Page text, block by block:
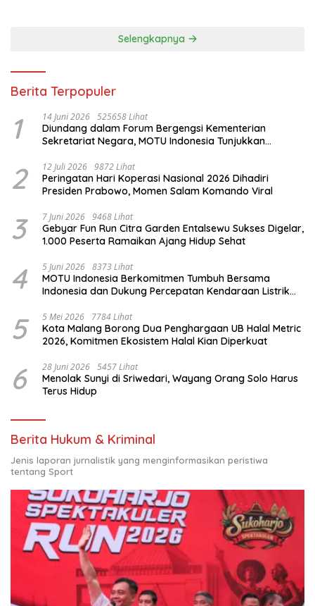
Selengkapnya
Berita Terpopuler
1 14 Juni 2026 525658 Lihat
Diundang dalam Forum Bergengsi Kementerian
Sekretariat Negara, MOTU Indonesia Tunjukkan
2 12 Juli 2026 9872 Lihat
Peringatan Hari Koperasi Nasional 2026 Dihadiri
Presiden Prabowo, Momen Salam Komando Viral
3 7 Juni 2026 9468 Lihat
Gebyar Fun Run Citra Garden Entalsewu Sukses Digelar,
1.000 Peserta Ramaikan Ajang Hidup Sehat
4 5 Juni 2026 8373 Lihat
MOTU Indonesia Berkomitmen Tumbuh Bersama
Indonesia dan Dukung Percepatan Kendaraan Listrik
5 5 Mei 2026 7784 Lihat
Kota Malang Borong Dua Penghargaan UB Halal Metric
2026, Komitmen Ekosistem Halal Kian Diperkuat
6 28 Juni 2026 5457 Lihat
Menolak Sunyi di Sriwedari, Wayang Orang Solo Harus
Terus Hidup
Berita Hukum & Kriminal
Jenis laporan jurnalistik yang menginformasikan peristiwa
tentang Sport